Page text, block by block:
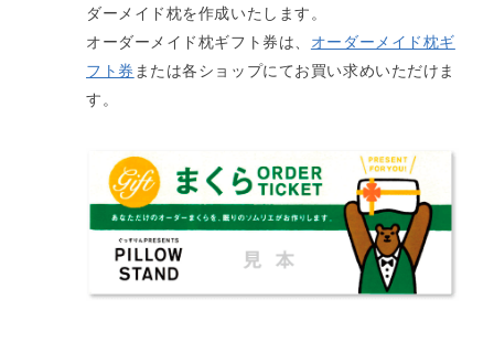
ダーメイド枕を作成いたします。​
オーダーメイド枕ギフト券は、 オーダーメイド枕ギ
フト券 または各ショップにてお買い求めいただけま
す。